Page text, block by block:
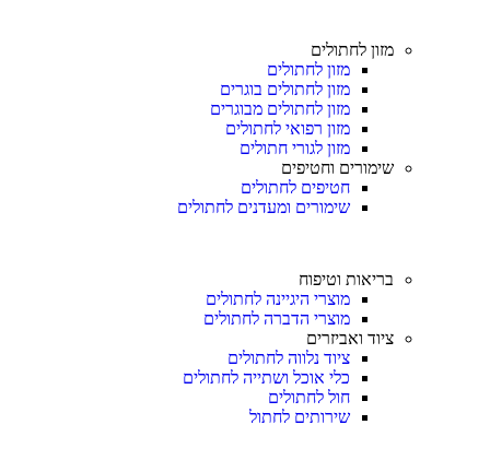
מזון לחתולים
מזון לחתולים
מזון לחתולים בוגרים
מזון לחתולים מבוגרים
מזון רפואי לחתולים
מזון לגורי חתולים
שימורים וחטיפים
חטיפים לחתולים
שימורים ומעדנים לחתולים
בריאות וטיפוח
מוצרי היגיינה לחתולים
מוצרי הדברה לחתולים
ציוד ואביזרים
ציוד נלווה לחתולים
כלי אוכל ושתייה לחתולים
חול לחתולים
שירותים לחתול